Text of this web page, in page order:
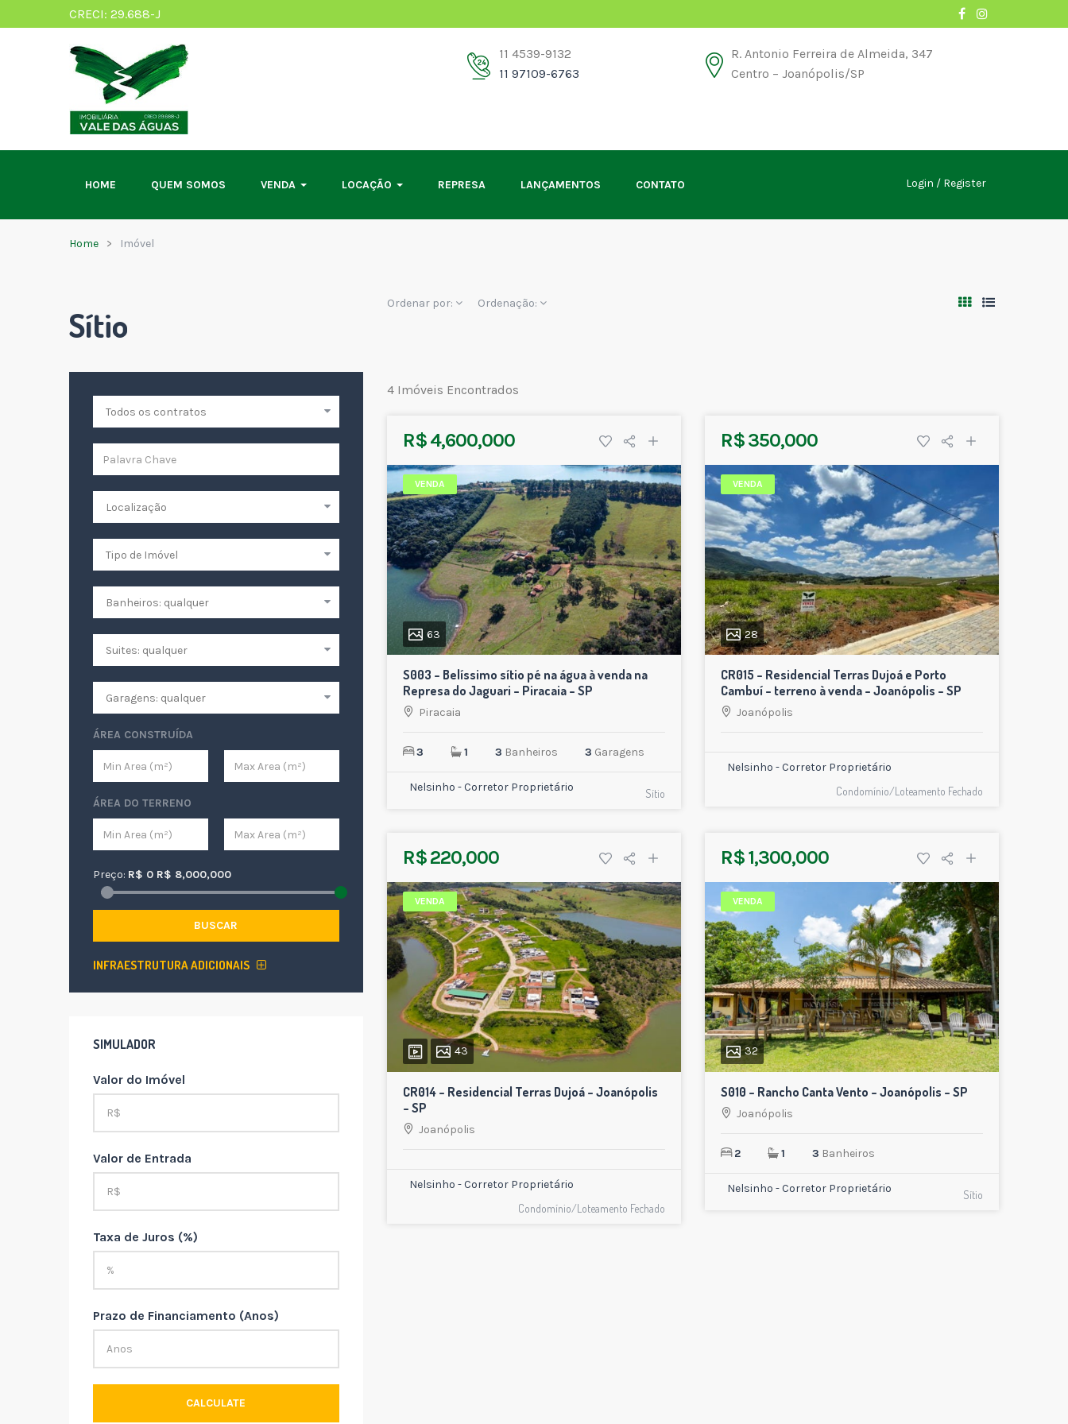
CRECI: 29.688-J
11 4539-9132
11 97109-6763
R. Antonio Ferreira de Almeida, 347
Centro – Joanópolis/SP
HOME QUEM SOMOS VENDA LOCAÇÃO REPRESA LANÇAMENTOS CONTATO Login Register
Home Imóvel
Sítio
Ordenar por: Ordenação:
4 Imóveis Encontrados
R$ 4,600,000
VENDA
63
S003 – Belíssimo sítio pé na água à venda na
Represa do Jaguari – Piracaia – SP
Piracaia
3 1 3 Banheiros 3 Garagens
Nelsinho - Corretor Proprietário Sítio
R$ 350,000
VENDA
28
CR015 – Residencial Terras Dujoá e Porto
Cambuí – terreno à venda – Joanópolis – SP
Joanópolis
Nelsinho - Corretor Proprietário
Condomínio/Loteamento Fechado
R$ 220,000
VENDA
43
CR014 – Residencial Terras Dujoá – Joanópolis
– SP
Joanópolis
Nelsinho - Corretor Proprietário
Condomínio/Loteamento Fechado
R$ 1,300,000
VENDA
32
S010 – Rancho Canta Vento – Joanópolis – SP
Joanópolis
2 1 3 Banheiros
Nelsinho - Corretor Proprietário Sítio
ÁREA CONSTRUÍDA
ÁREA DO TERRENO
Preço: R$ 0 R$ 8,000,000
BUSCAR
INFRAESTRUTURA ADICIONAIS
SIMULADOR
Valor do Imóvel
Valor de Entrada
Taxa de Juros (%)
Prazo de Financiamento (Anos)
CALCULATE